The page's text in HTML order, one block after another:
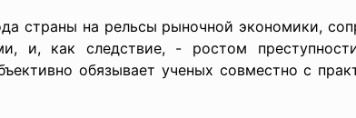
страны на рельсы рыночной экономики,
и, как следствие, - ростом
обязывает ученых совместно с